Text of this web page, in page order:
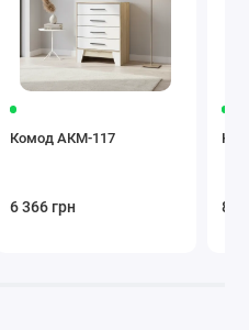
Комод АКМ-117
6 366 грн 8